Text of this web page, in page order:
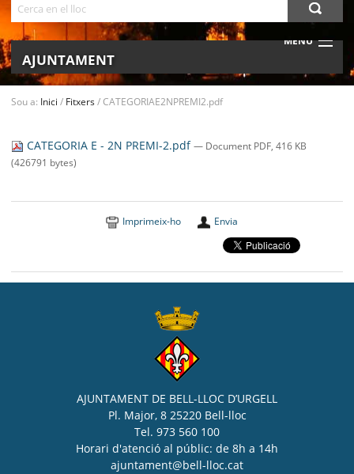
MENU
AJUNTAMENT
BELL-LLOC SOLUCIONA
Sou a: Inici / Fitxers/CATEGORIAE2NPREMI2.pdf
CATEGORIA E - 2N PREMI-2.pdf— Document PDF, 416 KB
(426791 bytes)
Imprimeix-ho Envia
AJUNTAMENT DE BELL-LLOC D’URGELL
Pl. Major, 8 25220 Bell-lloc
Tel. 973 560 100
Horari d'atenció al públic: de 8h a 14h
ajuntament@bell-lloc.cat